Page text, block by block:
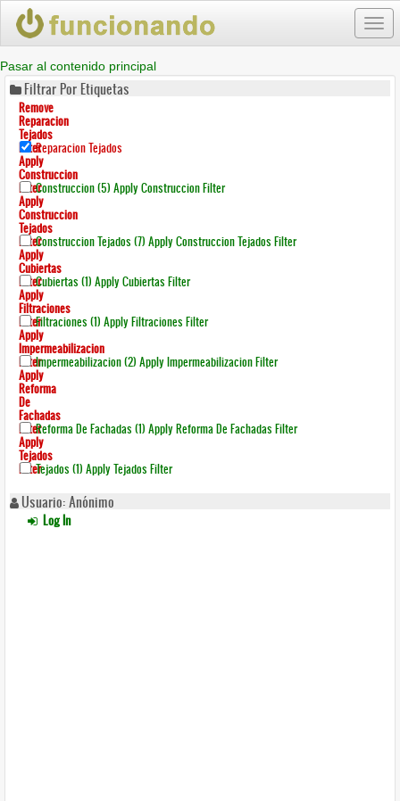
Pasar al contenido principal
Filtrar Por Etiquetas
Remove
Reparacion
Tejados
FilterReparacion Tejados
Apply
Construccion
FilterConstruccion (5) Apply Construccion Filter
Apply
Construccion
Tejados
FilterConstruccion Tejados (7) Apply Construccion Tejados Filter
Apply
Cubiertas
FilterCubiertas (1) Apply Cubiertas Filter
Apply
Filtraciones
FilterFiltraciones (1) Apply Filtraciones Filter
Apply
Impermeabilizacion
FilterImpermeabilizacion (2) Apply Impermeabilizacion Filter
Apply
Reforma
De
Fachadas
FilterReforma De Fachadas (1) Apply Reforma De Fachadas Filter
Apply
Tejados
FilterTejados (1) Apply Tejados Filter
Usuario: Anónimo
Log In